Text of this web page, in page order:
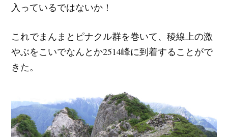
入っているではないか！
これでまんまとピナクル群を巻いて、稜線上の激
やぶをこいでなんとか2514峰に到着することがで
きた。